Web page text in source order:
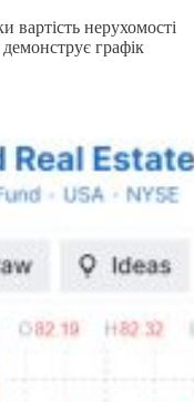
вартість нерухомості
графік